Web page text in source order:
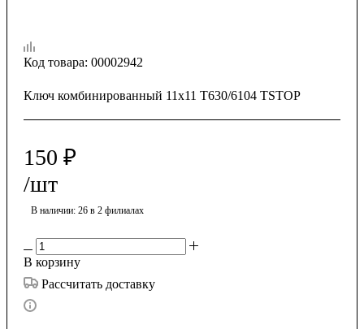
Код товара: 00002942
Ключ комбинированный 11х11 T630/6104 TSTOP
150 ₽
/шт
В наличии: 26 в 2 филиалах
В корзину
Рассчитать доставку